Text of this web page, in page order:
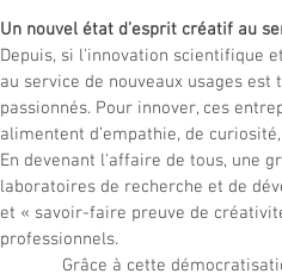
Un nouvel état d’esprit créatif au
Depuis, si l'innovation scientifique
au service de nouveaux usages
passionnés. Pour innover, ces
alimentent d’empathie, de
En devenant l'affaire de tous, une
laboratoires de recherche et de
et « savoir-faire preuve de
professionnels.